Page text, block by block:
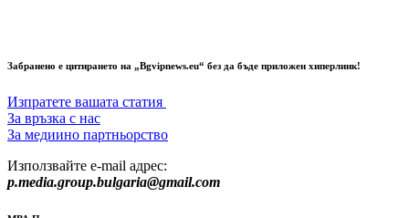
Забранено е цитирането на „Bgvipnews.eu“ без да бъде приложен хиперлинк!
Изпратете вашата статия
За връзка с нас
За медиино партньорство
Използвайте e-mail адрес:
p.media.group.bulgaria@gmail.com